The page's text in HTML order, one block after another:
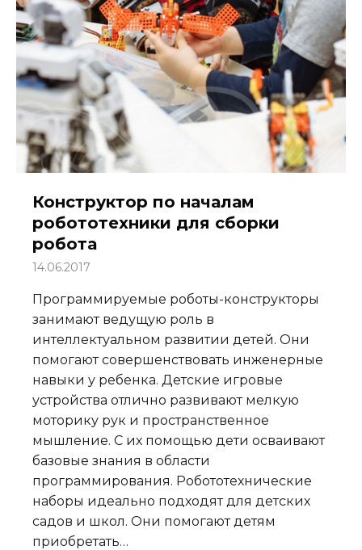
Конструктор по началам
робототехники для сборки
робота
14.06.2017
Программируемые роботы-конструкторы
занимают ведущую роль в
интеллектуальном развитии детей. Они
помогают совершенствовать инженерные
навыки у ребенка. Детские игровые
устройства отлично развивают мелкую
моторику рук и пространственное
мышление. С их помощью дети осваивают
базовые знания в области
программирования. Робототехнические
наборы идеально подходят для детских
садов и школ. Они помогают детям
приобретать…